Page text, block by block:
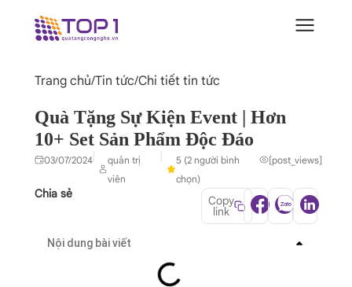
Trang chủ/Tin tức/Chi tiết tin tức
Quà Tặng Sự Kiện Event | Hơn
10+ Set Sản Phẩm Độc Đáo
03/07/2024|
quản trị
viên
|
5 (2 người bình
chọn)
[post_views]
Chia sẻ Copy
link
Nội dung bài viết